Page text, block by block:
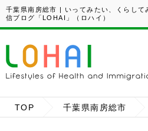
千葉県南房総市 | いってみたい、くらし
信ブログ「LOHAI」（ロハイ）
TOP 千葉県南房総市